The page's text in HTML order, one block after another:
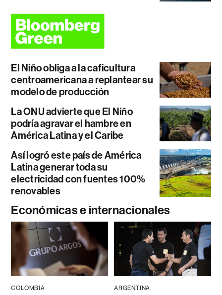
El Niño obliga a la caficultura
centroamericana a replantear su
modelo de producción
La ONU advierte que El Niño
podría agravar el hambre en
América Latina y el Caribe
Así logró este país de América
Latina generar toda su
electricidad con fuentes 100%
renovables
Económicas e internacionales
COLOMBIA ARGENTINA